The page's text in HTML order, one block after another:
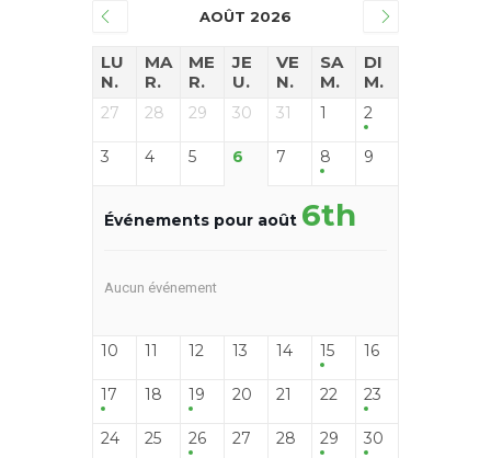
AOÛT 2026
LU
N.
MA
R.
ME
R.
JE
U.
VE
N.
SA
M.
DI
M.
27 28 29 30 31 1 2
3 4 5 6 7 8 9
Événements pour août 6th
Aucun événement
10 11 12 13 14 15 16
17 18 19 20 21 22 23
24 25 26 27 28 29 30